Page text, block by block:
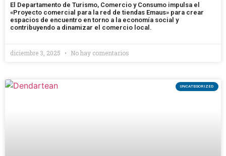
El Departamento de Turismo, Comercio y Consumo impulsa el
«Proyecto comercial para la red de tiendas Emaus» para crear
espacios de encuentro en torno a la economía social y
contribuyendo a dinamizar el comercio local.
diciembre 3, 2025 No hay comentarios
UNCATEGORIZED